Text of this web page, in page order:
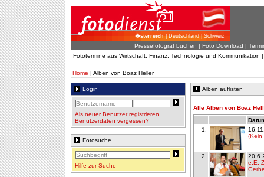
�sterreich| Deutschland | Schweiz
Pressefotograf buchen | Foto Download |
Fototermine aus Wirtschaft, Finanz, Technologie und Kommunikation
Home | Alben von Boaz Heller
Login
Als neuer Benutzer registrieren
Benutzerdaten vergessen?
Fotosuche
Hilfe zur Suche
Alben auflisten
Alle Alben von Boaz
1.
(Kein
2.
e.E.